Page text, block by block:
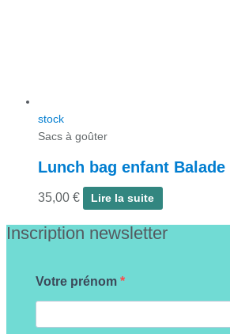
stock
Sacs à goûter
Lunch bag enfant Balade
35,00 € Lire la suite
Inscription newsletter
Votre prénom